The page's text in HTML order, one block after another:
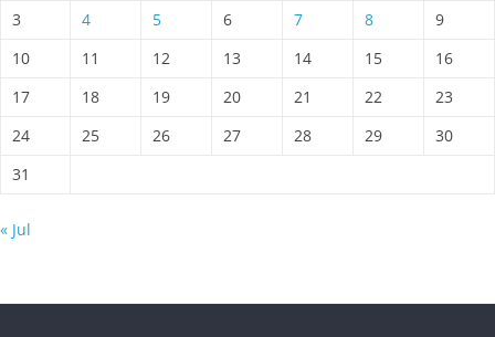
3
4 5 6 7 8
9
10
11 12 13 14 15
16
17
18 19 20 21 22
23
24
25 26 27 28 29
30
31
« Jul